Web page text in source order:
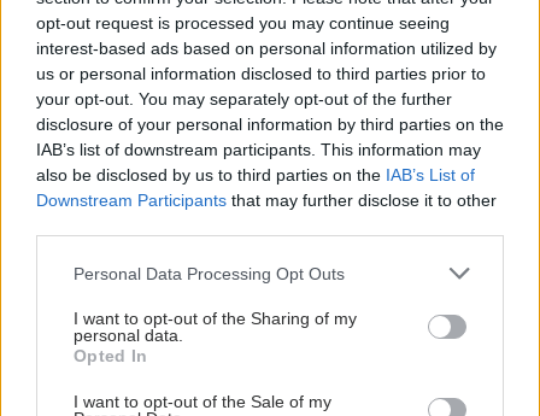
opt-out request is processed you may continue seeing
interest-based ads based on personal information utilized by
us or personal information disclosed to third parties prior to
your opt-out. You may separately opt-out of the further
disclosure of your personal information by third parties on the
IAB’s list of downstream participants. This information may
also be disclosed by us to third parties on the IAB’s List of
Downstream Participants that may further disclose it to other
Please note that this website/app uses one or more Google
not limited to your visit or usage behaviour. You may click to
grant or deny consent to Google and its third-party tags to
use your data for below specified purposes in below Google
consent section.
Personal Data Processing Opt Outs
I want to opt-out of the Sharing of my
personal data.
Opted In
I want to opt-out of the Sale of my
ΔΙΑΒΑΣΤΕ ΑΚΟΜΑ
Στυτική δυσλειτουργία
με πρόωρη
εκσπερμάτιση: Υπάρχει
Επηρεάζουν οι χαμηλές